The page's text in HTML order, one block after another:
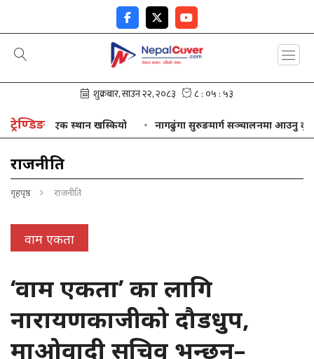
ट्रेण्डिङ
एक स्थान खस्कियो नागढुंगा सुरुङमार्ग सञ्चालनमा आउनु दूरदर्शी
राजनीति
गृहपृष्ठ राजनीति
वाम एकता
‘वाम एकता’ का लागि
नारायणकाजीको दौडधुप,
माओवादी सचिव भन्छन्–